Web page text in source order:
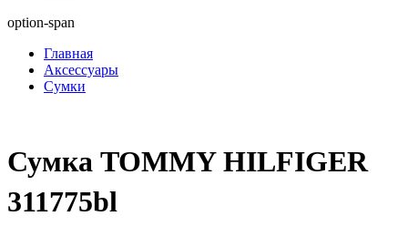
option-span
Главная
Аксессуары
Сумки
Сумка TOMMY HILFIGER
311775bl